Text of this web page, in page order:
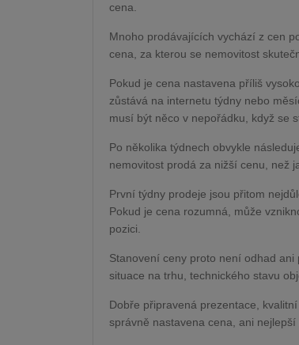
cena.
Mnoho prodávajících vychází z cen
cena, za kterou se nemovitost
Pokud je cena nastavena příliš
zůstává na internetu týdny nebo
musí být něco v nepořádku, když se
Po několika týdnech obvykle
nemovitost prodá za nižší cenu, než
První týdny prodeje jsou přitom
Pokud je cena rozumná, může
pozici.
Stanovení ceny proto není odhad
situace na trhu, technického stavu
Dobře připravená prezentace,
správně nastavena cena, ani